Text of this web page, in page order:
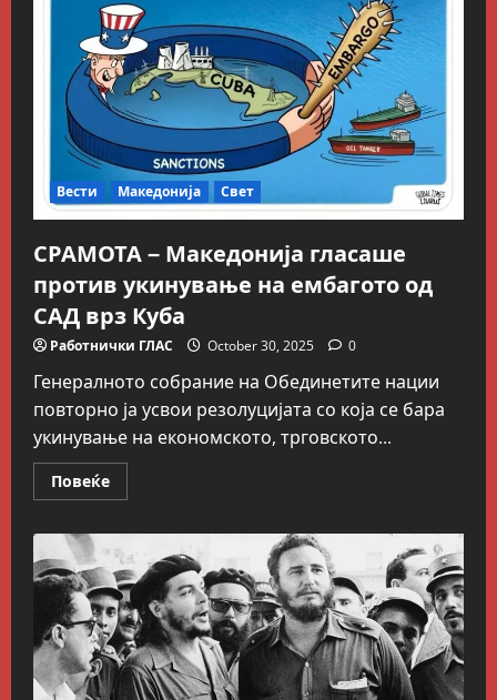
за
Куба
и
Венецуела
во
предвечерието
на
самитот
Си-
Трамп
во
Пекинг
Вести Македонија Свет
СРАМОТА – Македонија гласаше
против укинување на ембагото од
САД врз Куба
Работнички ГЛАС October 30, 2025 0
Генералното собрание на Обединетите нации
повторно ја усвои резолуцијата со која се бара
укинување на економското, трговското...
ПовеќеRead
more
Македонија
гласаше
против
укинување
на
ембагото
од
САД
врз
2
Блог
Kокошката или јајцето?
July 26, 2026 0
Вести Македонија